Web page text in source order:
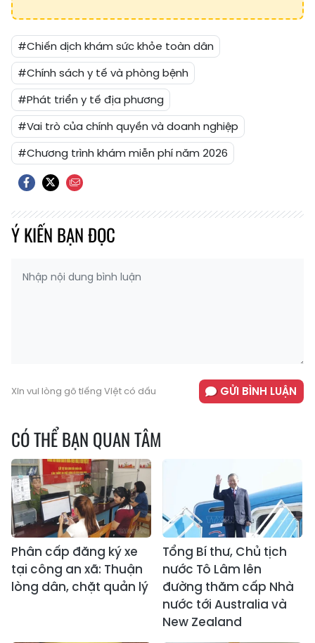
#Chiến dịch khám sức khỏe toàn dân
#Chính sách y tế và phòng bệnh
#Phát triển y tế địa phương
#Vai trò của chính quyền và doanh nghiệp
#Chương trình khám miễn phí năm 2026
Ý KIẾN BẠN ĐỌC
Xin vui lòng gõ tiếng Việt có dấu GỬI BÌNH LUẬN
CÓ THỂ BẠN QUAN TÂM
Phân cấp đăng ký xe
tại công an xã: Thuận
lòng dân, chặt quản lý
Tổng Bí thư, Chủ tịch
nước Tô Lâm lên
đường thăm cấp Nhà
nước tới Australia và
New Zealand